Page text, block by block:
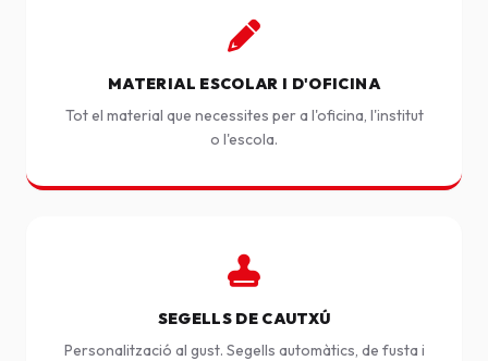
MATERIAL ESCOLAR I D'OFICINA
Tot el material que necessites per a l'oficina, l'institut
o l'escola.
SEGELLS DE CAUTXÚ
Personalització al gust. Segells automàtics, de fusta i